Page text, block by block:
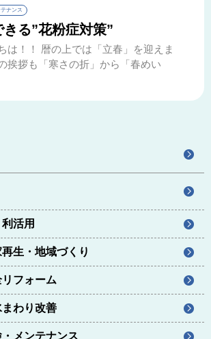
テナンス
る”花粉症対策”
は！！ 暦の上では「立春」を迎えま
挨拶も「寒さの折」から「春めい
活用
生・地域づくり
フォーム
わり改善
メンテナンス